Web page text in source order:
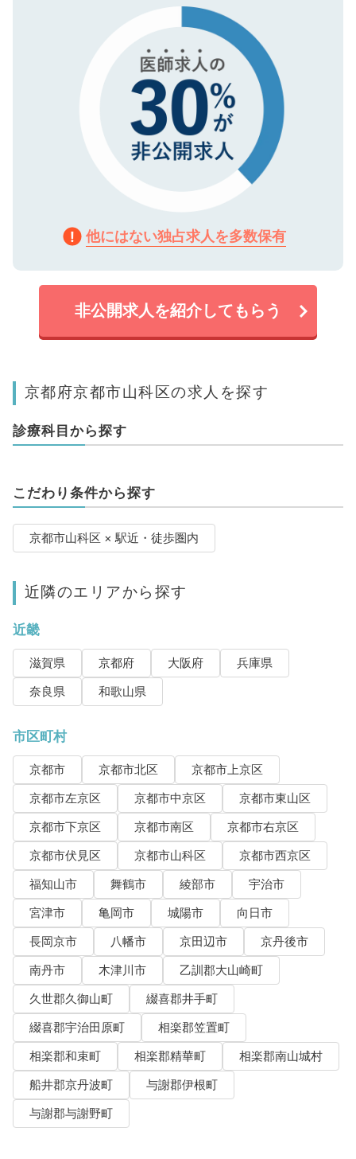
で、機密保持に関してもご安心ください。
他にはない独占求人を多数保有
非公開求人を紹介してもらう
京都府京都市山科区の求人を探す
診療科目から探す
こだわり条件から探す
京都市山科区 × 駅近・徒歩圏内
近隣のエリアから探す
近畿
滋賀県 京都府 大阪府
兵庫県
奈良県
和歌山県
市区町村
京都市 京都市北区
京都市上京区
京都市左京区
京都市中京区
京都市東山区
京都市下京区
京都市南区
京都市右京区
京都市伏見区
京都市山科区
京都市西京区
福知山市
舞鶴市 綾部市
宇治市
宮津市
亀岡市 城陽市
向日市
長岡京市
八幡市 京田辺市
京丹後市
南丹市
木津川市
乙訓郡大山崎町
久世郡久御山町
綴喜郡井手町
綴喜郡宇治田原町
相楽郡笠置町
相楽郡和束町
相楽郡精華町
相楽郡南山城村
船井郡京丹波町
与謝郡伊根町
与謝郡与謝野町